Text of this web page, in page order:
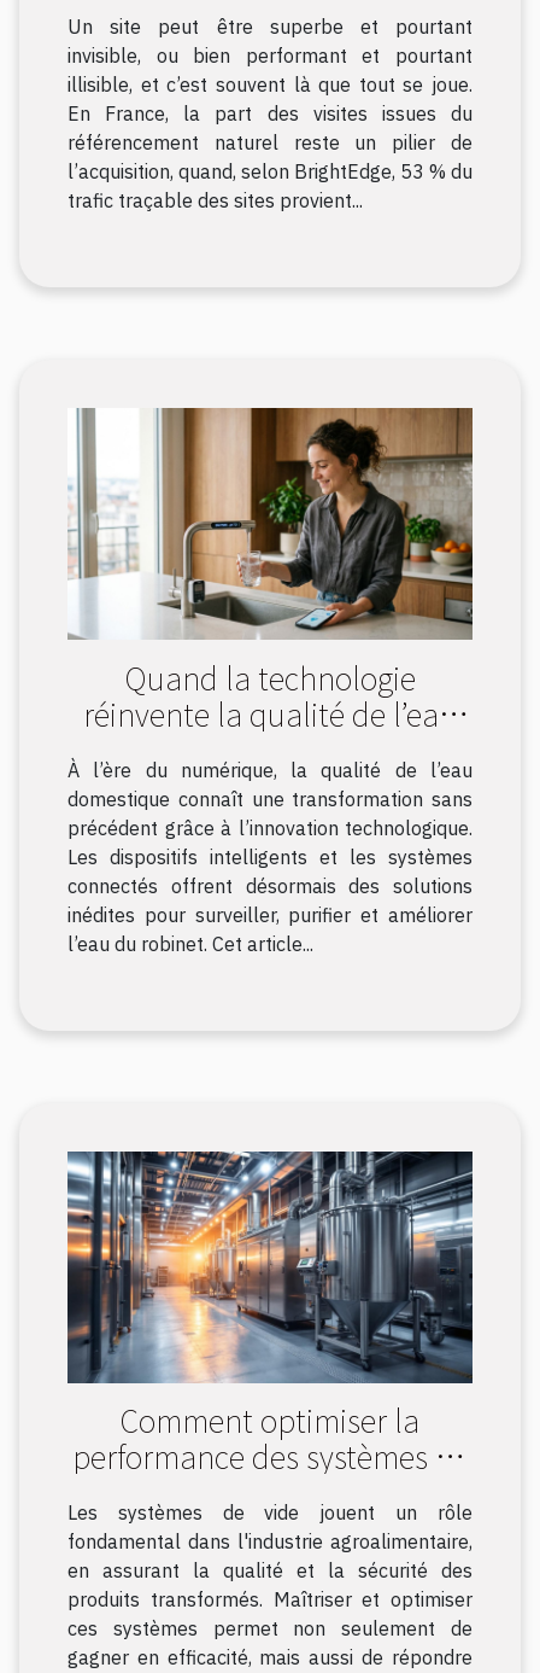
Un site peut être superbe et pourtant
invisible, ou bien performant et pourtant
illisible, et c’est souvent là que tout se joue.
En France, la part des visites issues du
référencement naturel reste un pilier de
l’acquisition, quand, selon BrightEdge, 53 % du
trafic traçable des sites provient...
Quand la technologie
réinvente la qualité de l’eau
À l’ère du numérique, la qualité de l’eau
domestique connaît une transformation sans
précédent grâce à l’innovation technologique.
Les dispositifs intelligents et les systèmes
connectés offrent désormais des solutions
inédites pour surveiller, purifier et améliorer
l’eau du robinet. Cet article...
Comment optimiser la
performance des systèmes de
vide dans l'industrie
agroalimentaire ?
Les systèmes de vide jouent un rôle
fondamental dans l'industrie agroalimentaire,
en assurant la qualité et la sécurité des
produits transformés. Maîtriser et optimiser
ces systèmes permet non seulement de
gagner en efficacité, mais aussi de répondre